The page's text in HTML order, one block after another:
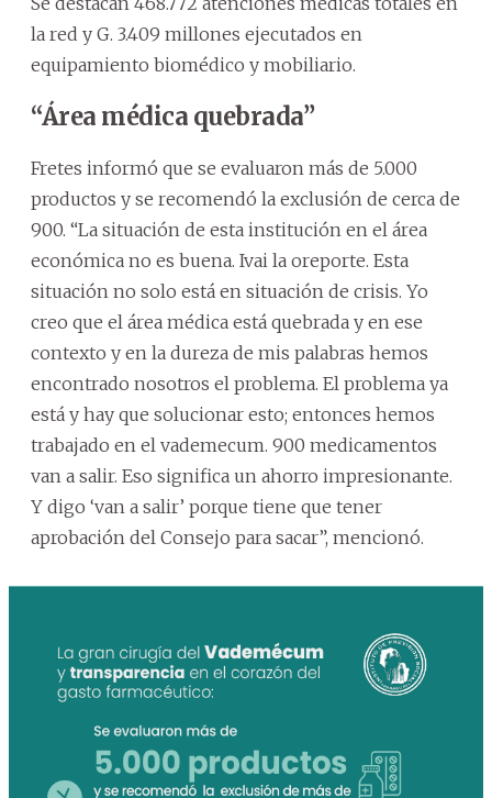
la red y G. 3.409 millones ejecutados en
equipamiento biomédico y mobiliario.
“Área médica quebrada”
Fretes informó que se evaluaron más de 5.000
productos y se recomendó la exclusión de cerca de
900. “La situación de esta institución en el área
económica no es buena. Ivai la oreporte. Esta
situación no solo está en situación de crisis. Yo
creo que el área médica está quebrada y en ese
contexto y en la dureza de mis palabras hemos
encontrado nosotros el problema. El problema ya
está y hay que solucionar esto; entonces hemos
trabajado en el vademecum. 900 medicamentos
van a salir. Eso significa un ahorro impresionante.
Y digo ‘van a salir’ porque tiene que tener
aprobación del Consejo para sacar”, mencionó.